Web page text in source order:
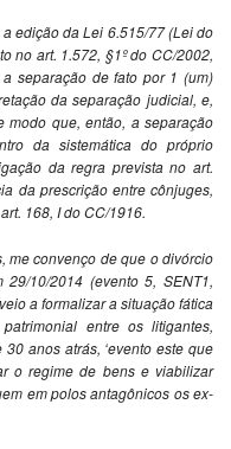
edição da Lei 6.515/77 (Lei do
no art. 1.572, §1º do CC/2002,
separação de fato por 1 (um)
da separação judicial, e,
modo que, então, a separação
da sistemática do próprio
da regra prevista no art.
da prescrição entre cônjuges,
168, I do CC/1916.
me convenço de que o divórcio
10/2014 (evento 5, SENT1,
a formalizar a situação fática
entre os litigantes,
anos atrás, ‘evento este que
o regime de bens e viabilizar
em polos antagônicos os ex-